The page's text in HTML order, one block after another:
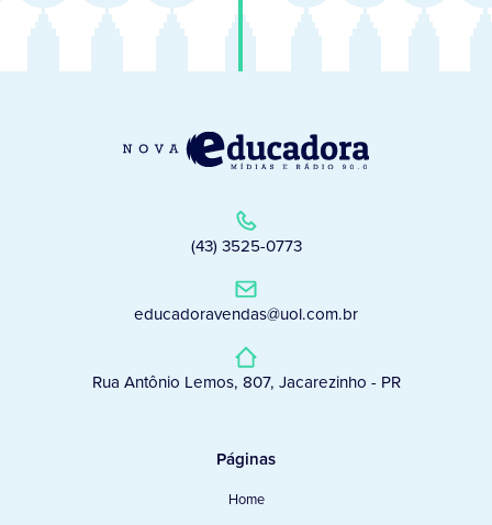
(43) 3525-0773
educadoravendas@uol.com.br
Rua Antônio Lemos, 807, Jacarezinho - PR
Páginas
Home